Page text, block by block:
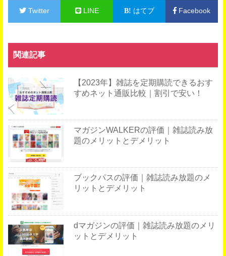
Twitter LINE はてブ Facebook
関連記事
【2023年】雑誌を定期購読できるおす
すめネット通販比較｜割引で安い！
マガジンWALKERの評価｜雑誌読み放
題のメリットとデメリット
ブックパスの評価｜雑誌読み放題のメ
リットとデメリット
dマガジンの評価｜雑誌読み放題のメリ
ットとデメリット